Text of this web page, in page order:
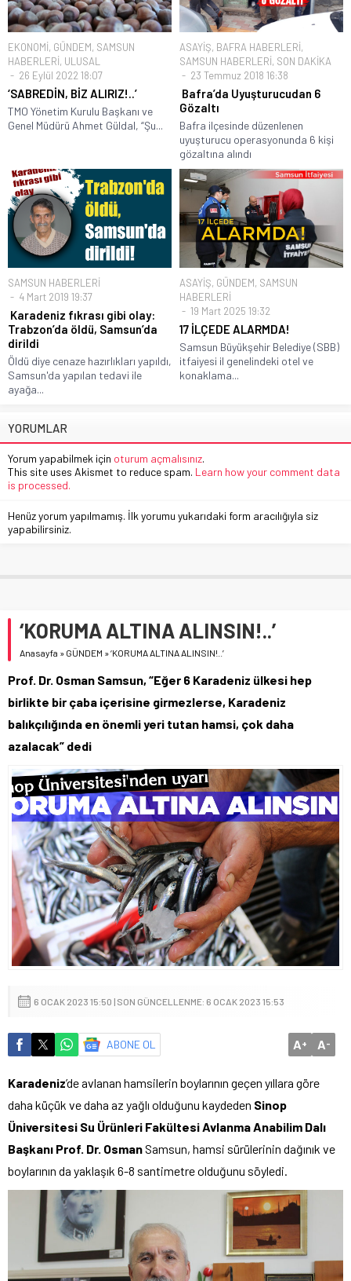
EKONOMİ, GÜNDEM, SAMSUN
HABERLERİ, ULUSAL
26 Eylül 2022 18:07
‘SABREDİN, BİZ ALIRIZ!..’
TMO Yönetim Kurulu Başkanı ve
Genel Müdürü Ahmet Güldal, “Şu...
ASAYİŞ, BAFRA HABERLERİ,
SAMSUN HABERLERİ, SON DAKİKA
23 Temmuz 2018 16:38
Bafra’da Uyuşturucudan 6
Gözaltı
Bafra ilçesinde düzenlenen
uyuşturucu operasyonunda 6 kişi
gözaltına alındı
SAMSUN HABERLERİ
4 Mart 2019 19:37
Karadeniz fıkrası gibi olay:
Trabzon’da öldü, Samsun’da
dirildi
Öldü diye cenaze hazırlıkları yapıldı,
Samsun'da yapılan tedavi ile
ayağa...
ASAYİŞ, GÜNDEM, SAMSUN
HABERLERİ
19 Mart 2025 19:32
17 İLÇEDE ALARMDA!
Samsun Büyükşehir Belediye (SBB)
itfaiyesi il genelindeki otel ve
konaklama...
YORUMLAR
Yorum yapabilmek için oturum açmalısınız.
This site uses Akismet to reduce spam. Learn how your comment data
is processed.
Henüz yorum yapılmamış. İlk yorumu yukarıdaki form aracılığıyla siz
yapabilirsiniz.
‘KORUMA ALTINA ALINSIN!..’
Anasayfa » GÜNDEM »‘KORUMA ALTINA ALINSIN!..’
Prof. Dr. Osman Samsun, “Eğer 6 Karadeniz ülkesi hep
birlikte bir çaba içerisine girmezlerse, Karadeniz
balıkçılığında en önemli yeri tutan hamsi, çok daha
azalacak” dedi
6 OCAK 2023 15:50 | SON GÜNCELLENME: 6 OCAK 2023 15:53
ABONE OL A+ A-
Karadeniz’de avlanan hamsilerin boylarının geçen yıllara göre
daha küçük ve daha az yağlı olduğunu kaydeden Sinop
Üniversitesi Su Ürünleri Fakültesi Avlanma Anabilim Dalı
Başkanı Prof. Dr. OsmanSamsun, hamsi sürülerinin dağınık ve
boylarının da yaklaşık 6-8 santimetre olduğunu söyledi.